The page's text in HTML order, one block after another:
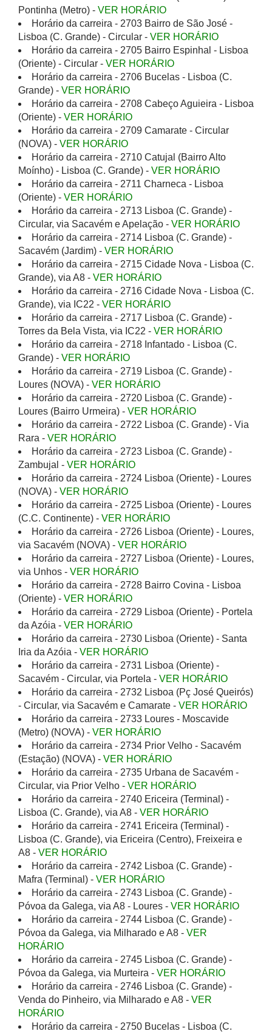
Pontinha (Metro) - VER HORÁRIO
Horário da carreira - 2703 Bairro de São José -
Lisboa (C. Grande) - Circular - VER HORÁRIO
Horário da carreira - 2705 Bairro Espinhal - Lisboa
(Oriente) - Circular - VER HORÁRIO
Horário da carreira - 2706 Bucelas - Lisboa (C.
Grande) - VER HORÁRIO
Horário da carreira - 2708 Cabeço Aguieira - Lisboa
(Oriente) - VER HORÁRIO
Horário da carreira - 2709 Camarate - Circular
(NOVA) - VER HORÁRIO
Horário da carreira - 2710 Catujal (Bairro Alto
Moínho) - Lisboa (C. Grande) - VER HORÁRIO
Horário da carreira - 2711 Charneca - Lisboa
(Oriente) - VER HORÁRIO
Horário da carreira - 2713 Lisboa (C. Grande) -
Circular, via Sacavém e Apelação - VER HORÁRIO
Horário da carreira - 2714 Lisboa (C. Grande) -
Sacavém (Jardim) - VER HORÁRIO
Horário da carreira - 2715 Cidade Nova - Lisboa (C.
Grande), via A8 - VER HORÁRIO
Horário da carreira - 2716 Cidade Nova - Lisboa (C.
Grande), via IC22 - VER HORÁRIO
Horário da carreira - 2717 Lisboa (C. Grande) -
Torres da Bela Vista, via IC22 - VER HORÁRIO
Horário da carreira - 2718 Infantado - Lisboa (C.
Grande) - VER HORÁRIO
Horário da carreira - 2719 Lisboa (C. Grande) -
Loures (NOVA) - VER HORÁRIO
Horário da carreira - 2720 Lisboa (C. Grande) -
Loures (Bairro Urmeira) - VER HORÁRIO
Horário da carreira - 2722 Lisboa (C. Grande) - Via
Rara - VER HORÁRIO
Horário da carreira - 2723 Lisboa (C. Grande) -
Zambujal - VER HORÁRIO
Horário da carreira - 2724 Lisboa (Oriente) - Loures
(NOVA) - VER HORÁRIO
Horário da carreira - 2725 Lisboa (Oriente) - Loures
(C.C. Continente) - VER HORÁRIO
Horário da carreira - 2726 Lisboa (Oriente) - Loures,
via Sacavém (NOVA) - VER HORÁRIO
Horário da carreira - 2727 Lisboa (Oriente) - Loures,
via Unhos - VER HORÁRIO
Horário da carreira - 2728 Bairro Covina - Lisboa
(Oriente) - VER HORÁRIO
Horário da carreira - 2729 Lisboa (Oriente) - Portela
da Azóia - VER HORÁRIO
Horário da carreira - 2730 Lisboa (Oriente) - Santa
Iria da Azóia - VER HORÁRIO
Horário da carreira - 2731 Lisboa (Oriente) -
Sacavém - Circular, via Portela - VER HORÁRIO
Horário da carreira - 2732 Lisboa (Pç José Queirós)
- Circular, via Sacavém e Camarate - VER HORÁRIO
Horário da carreira - 2733 Loures - Moscavide
(Metro) (NOVA) - VER HORÁRIO
Horário da carreira - 2734 Prior Velho - Sacavém
(Estação) (NOVA) - VER HORÁRIO
Horário da carreira - 2735 Urbana de Sacavém -
Circular, via Prior Velho - VER HORÁRIO
Horário da carreira - 2740 Ericeira (Terminal) -
Lisboa (C. Grande), via A8 - VER HORÁRIO
Horário da carreira - 2741 Ericeira (Terminal) -
Lisboa (C. Grande), via Ericeira (Centro), Freixeira e
A8 - VER HORÁRIO
Horário da carreira - 2742 Lisboa (C. Grande) -
Mafra (Terminal) - VER HORÁRIO
Horário da carreira - 2743 Lisboa (C. Grande) -
Póvoa da Galega, via A8 - Loures - VER HORÁRIO
Horário da carreira - 2744 Lisboa (C. Grande) -
Póvoa da Galega, via Milharado e A8 - VER
HORÁRIO
Horário da carreira - 2745 Lisboa (C. Grande) -
Póvoa da Galega, via Murteira - VER HORÁRIO
Horário da carreira - 2746 Lisboa (C. Grande) -
Venda do Pinheiro, via Milharado e A8 - VER
HORÁRIO
Horário da carreira - 2750 Bucelas - Lisboa (C.